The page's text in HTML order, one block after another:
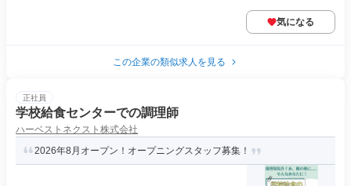
気になる
この企業の類似求人を見る
正社員
学校給食センターでの調理師
ハーベストネクスト株式会社
2026年8月オープン！オープニングスタッフ募集！